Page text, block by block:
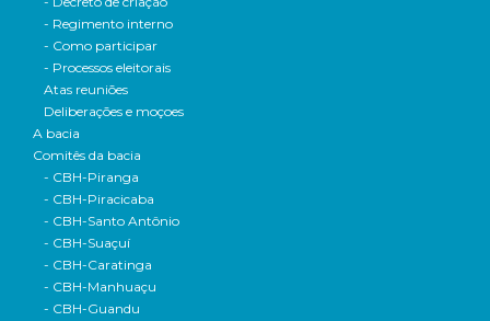
- Regimento interno
- Como participar
- Processos eleitorais
Atas reuniões
Deliberações e moçoes
A bacia
Comitês da bacia
- CBH-Piranga
- CBH-Piracicaba
- CBH-Santo Antônio
- CBH-Suaçuí
- CBH-Caratinga
- CBH-Manhuaçu
- CBH-Guandu